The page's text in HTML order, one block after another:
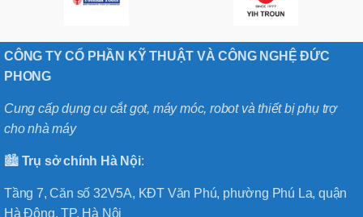
CÔNG TY CỔ PHẦN KỸ THUẬT VÀ CÔNG NGHỆ ĐỨC
PHONG
Cung cấp dụng cụ cắt gọt, máy móc, robot và thiết bị phụ trợ
cho nhà máy
🏙️ Trụ sở chính Hà Nội:
Tầng 7, Căn số 32V5A, KĐT Văn Phú, phường Phú La, quận
Hà Đông, TP. Hà Nội